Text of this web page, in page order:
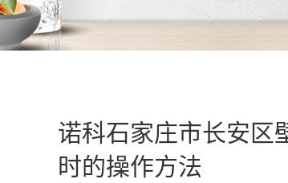
诺科石家庄市长安区
时的操作方法